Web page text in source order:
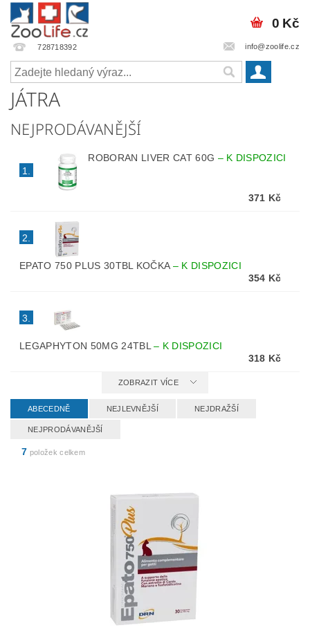
728718392 info@zoolife.cz
0 Kč
JÁTRA
NEJPRODÁVANĚJŠÍ
1.
ROBORAN LIVER CAT 60G – K DISPOZICI
371 Kč
2.
EPATO 750 PLUS 30TBL KOČKA – K DISPOZICI
354 Kč
3.
LEGAPHYTON 50MG 24TBL– K DISPOZICI
318 Kč
ZOBRAZIT VÍCE
ABECEDNĚ NEJLEVNĚJŠÍ NEJDRAŽŠÍ
NEJPRODÁVANĚJŠÍ
7 položek celkem